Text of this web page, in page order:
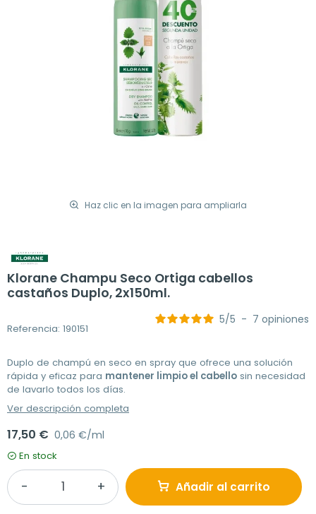
Haz clic en la imagen para ampliarla
Klorane Champu Seco Ortiga cabellos
castaños Duplo, 2x150ml.
Referencia: 190151
5/5 - 7 opiniones
Duplo de champú en seco en spray que ofrece una solución
rápida y eficaz para mantener limpio el cabello sin necesidad
de lavarlo todos los días.
Ver descripción completa
17,50 € 0,06 €/ml
En stock
Añadir al carrito